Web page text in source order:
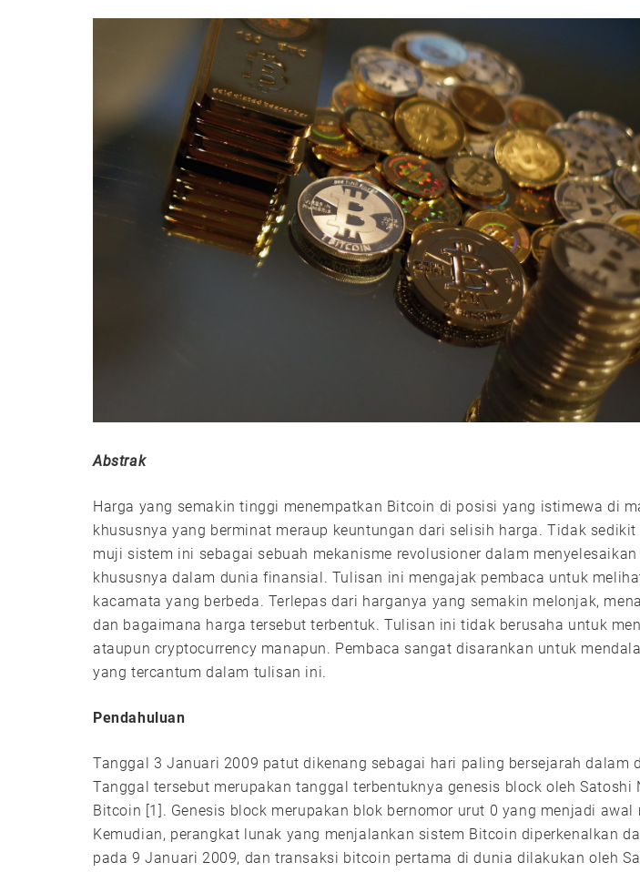
Abstrak
Harga yang semakin tinggi menempatkan Bitcoin di posisi yang istimewa di
khususnya yang berminat meraup keuntungan dari selisih harga. Tidak
muji sistem ini sebagai sebuah mekanisme revolusioner dalam
khususnya dalam dunia finansial. Tulisan ini mengajak pembaca untuk
kacamata yang berbeda. Terlepas dari harganya yang semakin melonjak,
dan bagaimana harga tersebut terbentuk. Tulisan ini tidak berusaha untuk
ataupun cryptocurrency manapun. Pembaca sangat disarankan untuk
yang tercantum dalam tulisan ini.
Pendahuluan
Tanggal 3 Januari 2009 patut dikenang sebagai hari paling bersejarah dalam
Tanggal tersebut merupakan tanggal terbentuknya genesis block oleh Satoshi
Bitcoin [1]. Genesis block merupakan blok bernomor urut 0 yang menjadi
Kemudian, perangkat lunak yang menjalankan sistem Bitcoin diperkenalkan
pada 9 Januari 2009, dan transaksi bitcoin pertama di dunia dilakukan oleh